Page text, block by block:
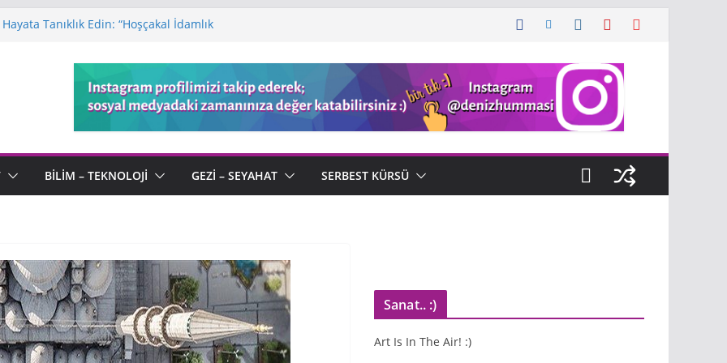
Tanıklık Edin: “Hoşçakal İdamlık
Defteri: Kötülüğün Ortasında Açan
“Serenad” ve Ölümsüz Aşk
Tanımıyla “Kimliksiz” Bir Usta
BILIM – TEKNOLOJI GEZI – SEYAHAT SERBEST KÜRSÜ
Sanat.. :)
Art Is In The Air! :)